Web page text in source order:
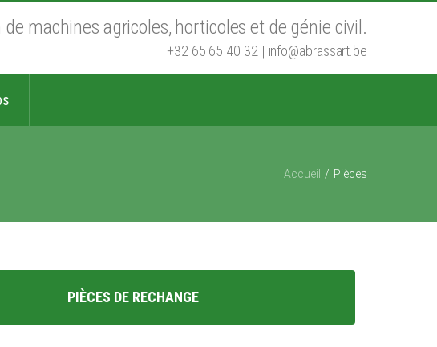
machines agricoles, horticoles et de génie civil.
+32 65 65 40 32 | info@abrassart.be
Accueil Pièces
PIÈCES DE RECHANGE